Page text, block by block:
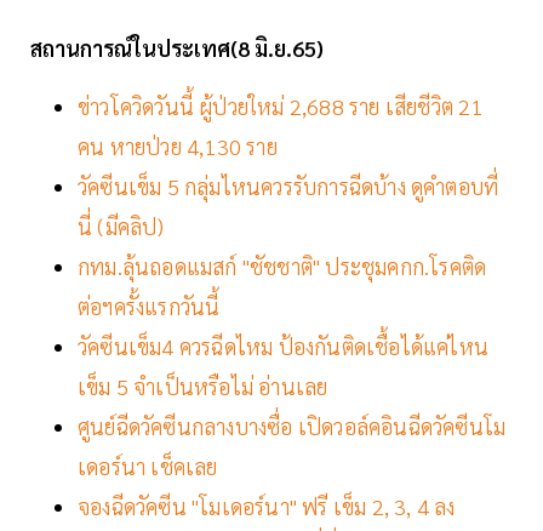
สถานการณ์ในประเทศ(8 มิ.ย.65)
ข่าวโควิดวันนี้ ผู้ป่วยใหม่ 2,688 ราย เสียชีวิต 21
คน หายป่วย 4,130 ราย
วัคซีนเข็ม 5 กลุ่มไหนควรรับการฉีดบ้าง ดูคำตอบที่
นี่ (มีคลิป)
กทม.ลุ้นถอดแมสก์ "ชัชชาติ" ประชุมคกก.โรคติด
ต่อฯครั้งแรกวันนี้
วัคซีนเข็ม4 ควรฉีดไหม ป้องกันติดเชื้อได้แค่ไหน
เข็ม 5 จำเป็นหรือไม่ อ่านเลย
ศูนย์ฉีดวัคซีนกลางบางซื่อ เปิดวอล์คอินฉีดวัคซีนโม
เดอร์นา เช็คเลย
จองฉีดวัคซีน "โมเดอร์นา" ฟรี เข็ม 2, 3, 4 ลง